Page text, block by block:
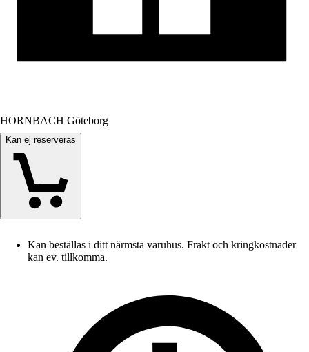
HORNBACH Göteborg
Kan ej reserveras
Kan beställas i ditt närmsta varuhus. Frakt och kringkostnader
kan ev. tillkomma.